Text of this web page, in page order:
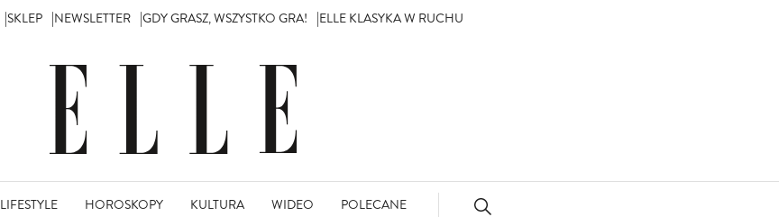
SKLEP NEWSLETTER GDY GRASZ, WSZYSTKO GRA! ELLE KLASYKA W RUCHU
LIFESTYLE HOROSKOPY KULTURA WIDEO POLECANE